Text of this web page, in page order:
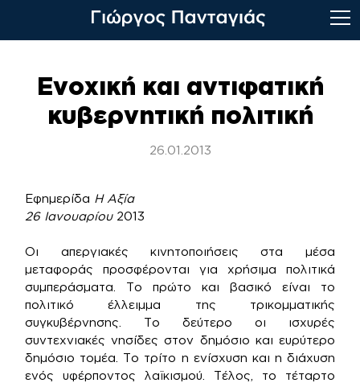
contentΕνοχική και αντιφατική
κυβερνητική πολιτική
26.01.2013
Εφημερίδα Η Αξία
26 Ιανουαρίου 2013
Οι απεργιακές κινητοποιήσεις στα μέσα
μεταφοράς προσφέρονται για χρήσιμα πολιτικά
συμπεράσματα. Το πρώτο και βασικό είναι το
πολιτικό έλλειμμα της τρικομματικής
συγκυβέρνησης. Το δεύτερο οι ισχυρές
συντεχνιακές νησίδες στον δημόσιο και ευρύτερο
δημόσιο τομέα. Το τρίτο η ενίσχυση και η διάχυση
ενός υφέρποντος λαϊκισμού. Τέλος, το τέταρτο